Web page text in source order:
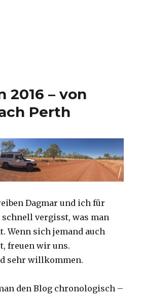
2016 – von
Perth
Dagmar und ich für
vergisst, was man
Wenn sich jemand auch
freuen wir uns.
sehr willkommen.
den Blog chronologisch –